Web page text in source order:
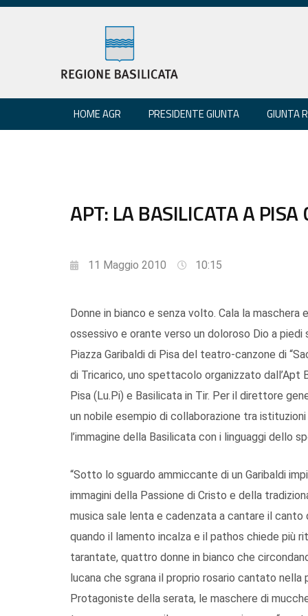
HOME AGR PRESIDENTE GIUNTA GIUNTA
APT: LA BASILICATA A
11 Maggio 2010 10:15
Donne in bianco e senza volto. Cala la maschera
ossessivo e orante verso un doloroso Dio a piedi
Piazza Garibaldi di Pisa del teatro-canzone di
di Tricarico, uno spettacolo organizzato dall’Apt
Pisa (Lu.Pi) e Basilicata in Tir. Per il direttore
un nobile esempio di collaborazione tra
l’immagine della Basilicata con i linguaggi dello
“Sotto lo sguardo ammiccante di un Garibaldi
immagini della Passione di Cristo e della
musica sale lenta e cadenzata a cantare il
quando il lamento incalza e il pathos chiede più
tarantate, quattro donne in bianco che
lucana che sgrana il proprio rosario cantato nella
Protagoniste della serata, le maschere di